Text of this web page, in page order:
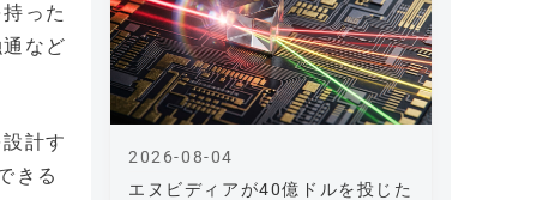
った
など
計す
きる
エヌビディアが40億ドルを投じた
2026-08-04